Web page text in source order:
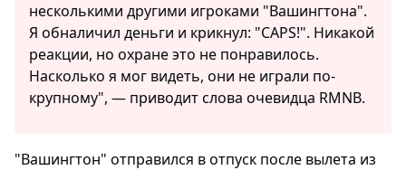
несколькими другими игроками "Вашингтона".
Я обналичил деньги и крикнул: "CAPS!". Никакой
реакции, но охране это не понравилось.
Насколько я мог видеть, они не играли по-
крупному", — приводит слова очевидца RMNB.
"Вашингтон" отправился в отпуск после вылета из